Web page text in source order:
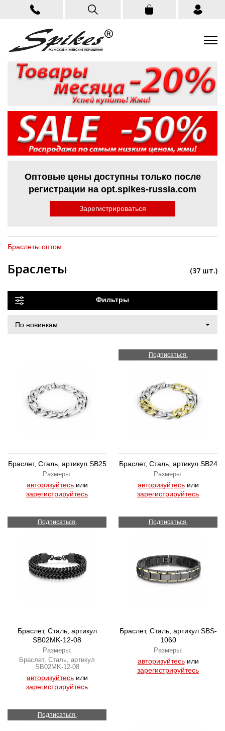
Оптовые цены доступны только после
регистрации на opt.spikes-russia.com
Зарегистрироваться
Браслеты оптом
Браслеты (37 шт.)
Фильтры
Браслет, Сталь, артикул SB25
Размеры:
авторизуйтесьили
зарегистрируйтесь
Подписаться.
Браслет, Сталь, артикул SB24
Размеры:
авторизуйтесьили
зарегистрируйтесь
Подписаться.
Браслет, Сталь, артикул
SB02MK-12-08
Размеры:
Браслет, Сталь, артикул
SB02MK-12-08
авторизуйтесьили
зарегистрируйтесь
Подписаться.
Браслет, Сталь, артикул SBS-
1060
Размеры:
авторизуйтесьили
зарегистрируйтесь
Подписаться.